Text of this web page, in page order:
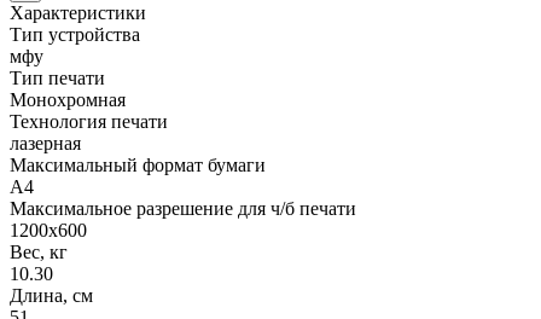
Характеристики
Тип устройства
мфу
Тип печати
Монохромная
Технология печати
лазерная
Максимальный формат бумаги
A4
Максимальное разрешение для ч/б печати
1200х600
Вес, кг
10.30
Длина, см